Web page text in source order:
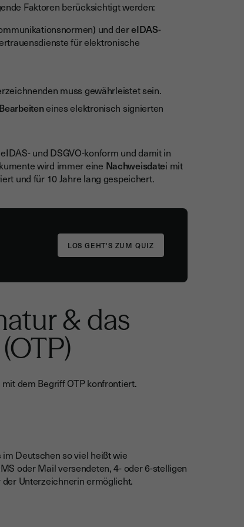
Faktoren berücksichtigt werden:
und dereIDAS-
für elektronische
muss gewährleistet sein.
eines elektronisch signierten
und DSGVO-konform und damit in
wird immer eine Nachweisdatei mit
und für 10 Jahre lang gespeichert.
LOS GEHT'S ZUM QUIZ
& das
dem Begriff OTP konfrontiert.
im Deutschen so viel heißt wie
oder Mail versendeten, 4- oder 6-stelligen
Unterzeichnerin ermöglicht.